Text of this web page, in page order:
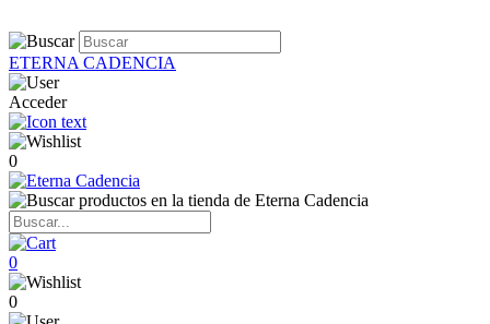
ETERNA CADENCIA
Acceder
0
0
0